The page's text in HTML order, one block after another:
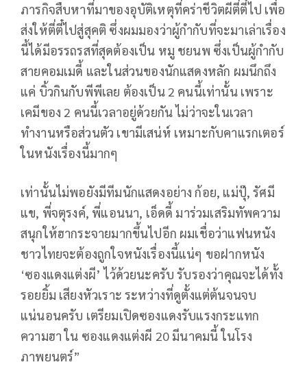
ภารกิจสืบหาที่มาของอุบัติเหตุที่คร่าชีวิตผีตี่ตี๋ไป เพื่อ
ส่งให้ตี่ตี๋ไปสู่สุคติ ซึ่งผมมองว่าผู้กำกับที่จะมาเล่าเรื่อง
นี้ได้มีอรรถรสที่สุดต้องเป็น หมู ชยนพ ซึ่งเป็นผู้กำกับ
สายคอมเมดี้ และในส่วนของนักแสดงหลัก ผมนึกถึง
แค่ บิ้วกินกับพีพีเลย ต้องเป็น 2 คนนี้เท่านั้น เพราะ
เคมีของ 2 คนนี้เวลาอยู่ด้วยกัน ไม่ว่าจะในเวลา
ทำงานหรือส่วนตัว เขามีเสน่ห์ เหมาะกับคาแรกเตอร์
ในหนังเรื่องนี้มากๆ
เท่านั้นไม่พอยังมีทีมนักแสดงอย่าง ก้อย, แม่ปุ๊, รัศมี
แข, พี่จตุรงค์, พี่แอนนา, เอ็ดดี้ มาร่วมเสริมทัพความ
สนุกให้ฮากระจายมากขึ้นไปอีก ผมเชื่อว่าแฟนหนัง
ชาวไทยจะต้องถูกใจหนังเรื่องนี้แน่ๆ ขอฝากหนัง
‘ซองแดงแต่งผี’ ไว้ด้วยนะครับ รับรองว่าคุณจะได้ทั้ง
รอยยิ้ม เสียงหัวเราะ ระหว่างที่ดูตั้งแต่ต้นจนจบ
แน่นอนครับ เตรียมเปิดซองแดงรับแรงกระแทก
ความฮา ใน ซองแดงแต่งผี 20 มีนาคมนี้ ในโรง
ภาพยนตร์”